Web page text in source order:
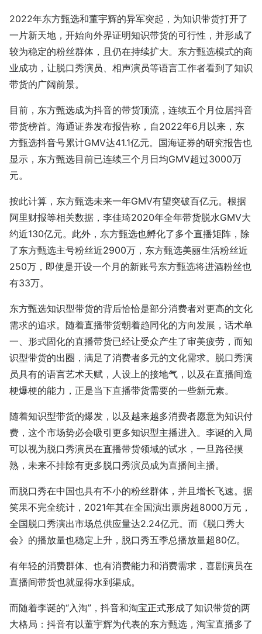
2022年东方甄选和董宇辉的异军突起，为知识带货打开了
一片新天地，开始向外界证明知识带货的可行性，并形成了
较为稳定的粉丝群体，且仍在持续扩大。东方甄选模式的商
业成功，让脱口秀演员、相声演员等语言工作者看到了知识
带货的广阔前景。
目前，东方甄选成为抖音的带货顶流，连续五个月位居抖音
带货榜首。海通证券发布报告称，自2022年6月以来，东
方甄选抖音号累计GMV达41.1亿元。国海证券的研究报告也
显示，东方甄选目前已连续三个月日均GMV超过3000万
元。
按此计算，东方甄选未来一年GMV有望突破百亿元。根据
阿里财报等相关数据，李佳琦2020年全年带货脱水GMV大
约近130亿元。此外，东方甄选也孵化了多个直播矩阵，除
了东方甄选主号粉丝近2900万，东方甄选美丽生活粉丝近
250万，即使是开设一个月的新账号东方甄选将进酒粉丝也
有33万。
东方甄选知识型带货的背后恰恰是部分消费者对更高的文化
需求的追求。随着直播带货朝着趋同化的方向发展，话术单
一、形式固化的直播带货已经让受众产生了审美疲劳，而知
识型带货的出圈，满足了消费者多元的文化需求。脱口秀演
员具有的语言艺术天赋，人设上的接地气，以及在直播间造
梗爆梗的能力，正是当下直播带货需要的一些新元素。
随着知识型带货的爆发，以及越来越多消费者愿意为知识付
费，这个市场势必会吸引更多知识型主播进入。李诞的入局
可以视为脱口秀演员在直播带货领域的试水，一旦路径摸
熟，未来不排除有更多脱口秀演员成为直播间主播。
而脱口秀在中国也具有不小的粉丝群体，并且增长飞速。据
笑果不完全统计，2021年其在全国演出票房超8000万元，
全国脱口秀演出市场总供应量达2.24亿元。而《脱口秀大
会》的播放量也稳定上升，脱口秀五季总播放量超80亿。
有年轻的消费群体、也有消费能力和消费需求，喜剧演员在
直播间带货也就显得水到渠成。
而随着李诞的“入淘”，抖音和淘宝正式形成了知识带货的两
大格局：抖音有以董宇辉为代表的东方甄选，淘宝直播多了